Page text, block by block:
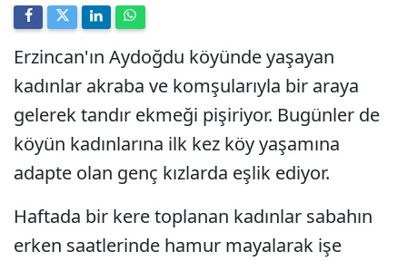
Erzincan'ın Aydoğdu köyünde yaşayan
kadınlar akraba ve komşularıyla bir araya
gelerek tandır ekmeği pişiriyor. Bugünler de
köyün kadınlarına ilk kez köy yaşamına
adapte olan genç kızlarda eşlik ediyor.
Haftada bir kere toplanan kadınlar sabahın
erken saatlerinde hamur mayalarak işe